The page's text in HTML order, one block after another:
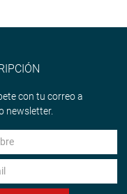
con tu correo a
newsletter.